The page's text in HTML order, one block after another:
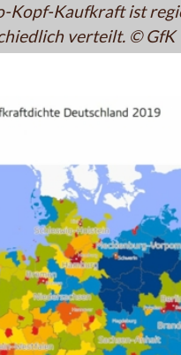
Kopf-Kaufkraft ist
verteilt. © GfK